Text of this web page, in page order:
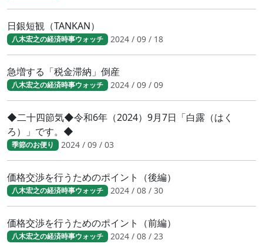
日銀短観（TANKAN）
八木宏之の経済時事ウォッチ 2024 / 09 / 18
急増する「税金滞納」倒産
八木宏之の経済時事ウォッチ 2024 / 09 / 09
◆二十四節気◆令和6年（2024）9月7日「白露（はく
ろ）」です。◆
季節のお便り 2024 / 09 / 03
価格交渉を行うためのポイント（後編）
八木宏之の経済時事ウォッチ 2024 / 08 / 30
価格交渉を行うためのポイント（前編）
八木宏之の経済時事ウォッチ 2024 / 08 / 23